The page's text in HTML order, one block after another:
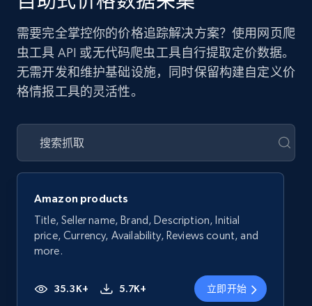
需要完全掌控你的价格追踪解决方案？使用网页爬
虫工具 API 或无代码爬虫工具自行提取定价数据。
无需开发和维护基础设施，同时保留构建自定义价
格情报工具的灵活性。
Amazon products
Title, Seller name, Brand, Description, Initial
price, Currency, Availability, Reviews count, and
more.
35.3K+ 5.7K+ 立即开始